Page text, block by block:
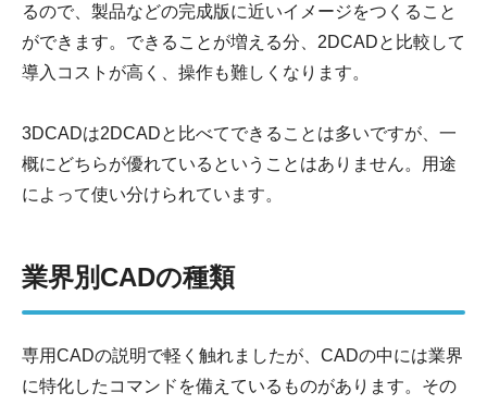
るので、製品などの完成版に近いイメージをつくること
ができます。できることが増える分、2DCADと比較して
導入コストが高く、操作も難しくなります。
3DCADは2DCADと比べてできることは多いですが、一
概にどちらが優れているということはありません。用途
によって使い分けられています。
業界別CADの種類
専用CADの説明で軽く触れましたが、CADの中には業界
に特化したコマンドを備えているものがあります。その